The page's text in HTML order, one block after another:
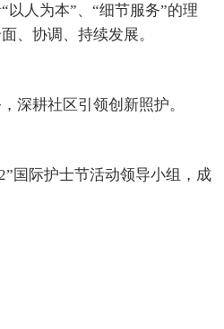
以人为本”、“细节服务”的理
、协调、持续发展。
深耕社区引领创新照护。
国际护士节活动领导小组，成